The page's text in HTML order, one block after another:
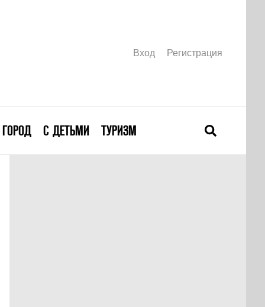
Вход Регистрация
ГОРОД С ДЕТЬМИ ТУРИЗМ